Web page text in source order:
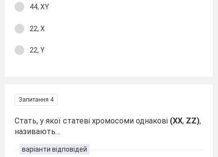
44, XY
22, Х
22, Y
Запитання 4
Стать, у якої статеві хромосоми однакові (ХХ, ZZ),
називають…
варіанти відповідей